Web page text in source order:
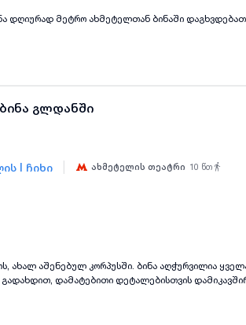
დღიურად მეტრო ახმეტელთან ბინაში დაგხვდებათ
გლდანში
I ჩიხი ახმეტელის თეატრი 10 წთ
ახალ აშენებულ კორპუსში. ბინა აღჭურვილია
დამატებითი დეტალებისთვის დამიკავშირდით. 📱511 749 036
ENG ✅ RUS ✅